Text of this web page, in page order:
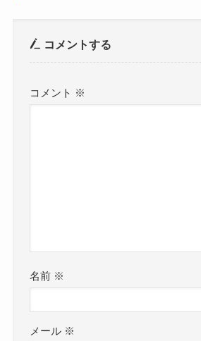
コメントする
コメント ※
名前 ※
メール ※